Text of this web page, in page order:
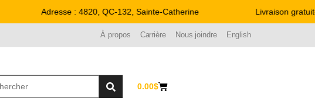
Adresse : 4820, QC-132, Sainte-Catherine Livraison
À propos Carrière Nous joindre English
0.00$